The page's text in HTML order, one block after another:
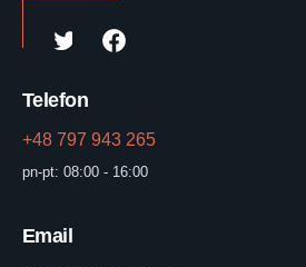
Telefon
+48 797 943 265
pn-pt: 08:00 - 16:00
Email